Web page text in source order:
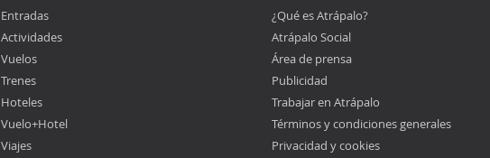
Entradas
Actividades
Vuelos
Trenes
Hoteles
Vuelo+Hotel
Viajes
¿Qué es Atrápalo?
Atrápalo Social
Área de prensa
Publicidad
Trabajar en Atrápalo
Términos y condiciones generales
Privacidad y cookies